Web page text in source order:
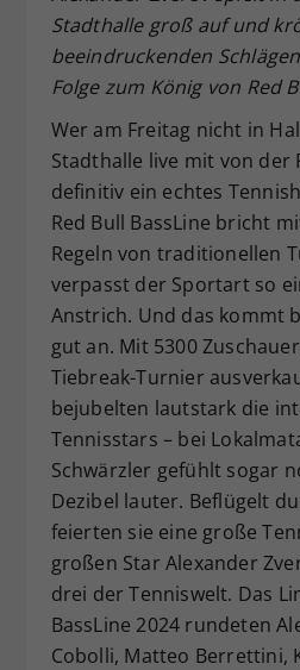
Stadthalle groß auf und
beeindruckenden
Folge zum König von Red
Wer am Freitag nicht in
Stadthalle live mit von der
definitiv ein echtes
Red Bull BassLine bricht
Regeln von traditionellen
verpasst der Sportart so
Anstrich. Und das kommt
gut an. Mit 5300
Tiebreak-Turnier
bejubelten lautstark die
Tennisstars – bei
Schwärzler gefühlt sogar
Dezibel lauter. Beflügelt
feierten sie eine große
großen Star Alexander
drei der Tenniswelt. Das
BassLine 2024 rundeten
Cobolli, Matteo Berrettini,
Dieser Wert
Einstellungen.
zufällig
vorgenommen
Webseiten-
hat.